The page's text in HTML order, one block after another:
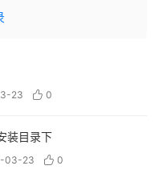
23 0
装目录下
03-23 0